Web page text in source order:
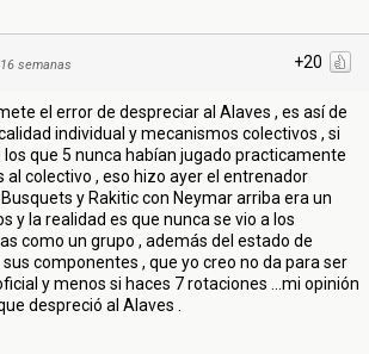
+20
semanas
el error de despreciar al Alaves , es así de
individual y mecanismos colectivos , si
que 5 nunca habían jugado practicamente
al colectivo , eso hizo ayer el entrenador
y Rakitic con Neymar arriba era un
y la realidad es que nunca se vio a los
como un grupo , además del estado de
componentes , que yo creo no da para ser
y menos si haces 7 rotaciones ...mi opinión
despreció al Alaves .